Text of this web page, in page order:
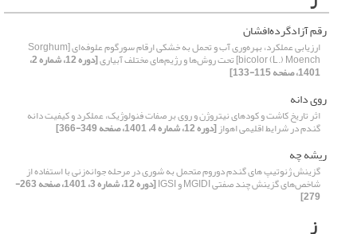
رقم آزادگرده‌افشان
ارزیابی عملکرد، بهره‌وری آب و تحمل به خشکی ارقام سورگوم علوفه‌ای [Sorghum
bicolor (L.) Moench] تحت روش‌ها و رژیم‌های مختلف آبیاری [دوره 12، شماره 2،
1401، صفحه 115-133]
روی دانه
اثر تاریخ کاشت و کودهای نیتروژن و روی بر صفات فنولوژیک، عملکرد و کیفیت دانه
گندم در شرایط اقلیمی اهواز[دوره 12، شماره 4، 1401، صفحه 349-366]
ریشه چه
گزینش ژنوتیپ های گندم دوروم متحمل به شوری در مرحله جوانه‌زنی با استفاده از
شاخص‌های گزینش چند صفتی MGIDI و IGSI [دوره 12، شماره 3، 1401، صفحه 263-
279]
ز